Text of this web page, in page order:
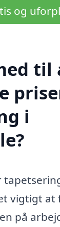
og
til
i
vigtigt at
på